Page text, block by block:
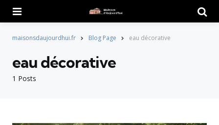
maisonsdaujourdhui.fr Blog Page eau décorative
1 Posts
eau décorative